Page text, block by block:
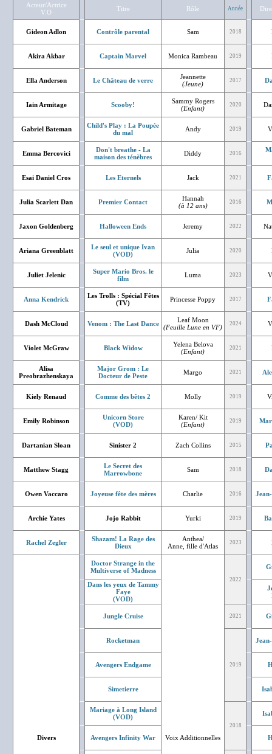
Acteur/Actrice
V.O
Titre Rôle Année
Gideon Adlon Contrôle parental Sam 2018
Akira Akbar Captain Marvel Monica Rambeau 2019
Ella Anderson Le Château de verre
Jeannette
(Jeune)
2017
Iain Armitage Scooby!
Sammy Rogers
(Enfant)
2020
Gabriel Bateman
Child's Play : La Poupée
du mal
Andy 2019
Emma Bercovici
Don't breathe - La
maison des ténèbres
Diddy 2016
Esai Daniel Cros Les Eternels Jack 2021
Julia Scarlett Dan Premier Contact
Hannah
(à 12 ans)
2016
Jaxon Goldenberg Halloween Ends Jeremy 2022
Ariana Greenblatt
Le seul et unique Ivan
(VOD)
Julia 2020
Juliet Jelenic
Super Mario Bros. le
film
Luma 2023
Anna Kendrick
Les Trolls : Spécial Fêtes
(TV)
Princesse Poppy 2017
Dash McCloud Venom : The Last Dance
Leaf Moon
(Feuille Lune en VF)
2024
Violet McGraw Black Widow
Yelena Belova
(Enfant)
2021
Alisa
Preobrazhenskaya
Major Grom : Le
Docteur de Peste
Margo 2021
Kiely Renaud Comme des bêtes 2 Molly 2019
Emily Robinson
Unicorn Store
(VOD)
Karen/ Kit
(Enfant)
2019
Dartanian Sloan Sinister 2 Zach Collins 2015
Matthew Stagg
Le Secret des
Marrowbone
Sam 2018
Owen Vaccaro Joyeuse fête des mères Charlie 2016
Archie Yates Jojo Rabbit Yurki 2019
Rachel Zegler
Shazam! La Rage des
Dieux
Anthea/
Anne, fille d'Atlas
2023
Divers
Doctor Strange in the
Multiverse of Madness
Voix Additionnelles
2022
Dans les yeux de Tammy
Faye
(VOD)
Jungle Cruise 2021
Rocketman
2019
Avengers Endgame
Simetierre
Mariage à Long Island
(VOD)
2018
Avengers Infinity War